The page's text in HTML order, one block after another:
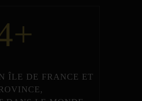
+
ÎLE DE FRANCE ET
,